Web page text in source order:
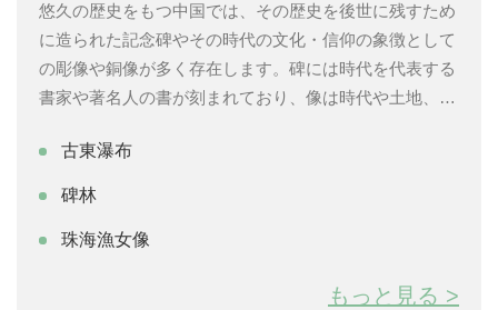
悠久の歴史をもつ中国では、その歴史を後世に残すため
に造られた記念碑やその時代の文化・信仰の象徴として
の彫像や銅像が多く存在します。碑には時代を代表する
書家や著名人の書が刻まれており、像は時代や土地、文
を巡る旅では、それぞれの作品に宿る高い芸術性や中国
文化と深く関わりをもつ歴史の趣を感じることができま
古東瀑布
碑林
珠海漁女像
もっと見る >